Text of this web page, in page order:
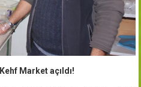
Market açıldı!